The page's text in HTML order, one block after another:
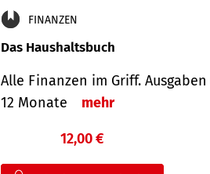
FINANZEN
Das Haushaltsbuch
Alle Finanzen im Griff.
12 Monate
mehr
12,00 €